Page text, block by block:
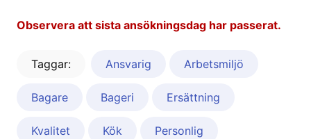
Observera att sista ansökningsdag har passerat.
Taggar: Ansvarig Arbetsmiljö
Bagare Bageri Ersättning
Kvalitet Kök Personlig